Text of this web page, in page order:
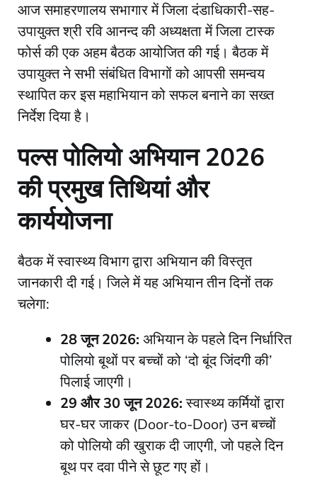
आज समाहरणालय सभागार में जिला दंडाधिकारी-सह-
उपायुक्त श्री रवि आनन्द की अध्यक्षता में जिला टास्क
फोर्स की एक अहम बैठक आयोजित की गई। बैठक में
उपायुक्त ने सभी संबंधित विभागों को आपसी समन्वय
स्थापित कर इस महाभियान को सफल बनाने का सख्त
निर्देश दिया है।
​पल्स पोलियो अभियान 2026
की प्रमुख तिथियां और
कार्ययोजना
​बैठक में स्वास्थ्य विभाग द्वारा अभियान की विस्तृत
जानकारी दी गई। जिले में यह अभियान तीन दिनों तक
चलेगा:
28 जून 2026: अभियान के पहले दिन निर्धारित
पोलियो बूथों पर बच्चों को ‘दो बूंद जिंदगी की’
पिलाई जाएगी।
29 और 30 जून 2026:स्वास्थ्य कर्मियों द्वारा
घर-घर जाकर (Door-to-Door) उन बच्चों
को पोलियो की खुराक दी जाएगी, जो पहले दिन
बूथ पर दवा पीने से छूट गए हों।